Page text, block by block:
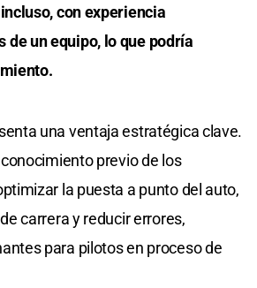
con experiencia
de un equipo, lo que podría
una ventaja estratégica clave.
previo de los
la puesta a punto del auto,
carrera y reducir errores,
para pilotos en proceso de